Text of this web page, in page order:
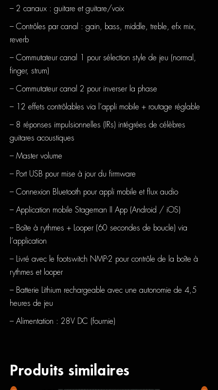
– 2 canaux : guitare et guitare/voix
– Contrôles par canal : gain, bass, middle, treble, efx mix,
reverb
– Commutateur canal 1 pour sélection style de jeu (normal,
finger, strum)
– Commutateur canal 2 pour inverser la phase
– 12 effets contrôlables via l’appli mobile + routage réglable
– 8 réponses impulsionnelles (IRs) intégrées de célèbres
guitares acoustiques
– Master volume
– Port USB pour mise à jour du firmware
– Connexion Bluetooth pour appli mobile et flux audio
– Application mobile Stageman II App (Android / iOS)
– Boîte à rythmes + Looper (60 secondes de boucle) via
l’application
– Livré avec le footswitch NMP-2 pour contrôle de la boîte à
rythmes et looper
– Batterie Lithium rechargeable avec une autonomie de 4,5
heures de jeu
– Alimentation : 28V DC (fournie)
Produits similaires